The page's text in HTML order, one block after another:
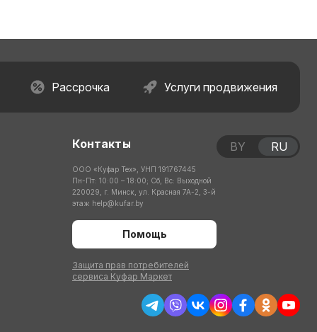
Рассрочка Услуги продвижения
Контакты
ООО «Куфар Тех», УНП 191767445
Пн-Пт: 10:00 – 18:00; Сб, Вс: Выходной
220029, г. Минск, ул. Красная 7А-2, 3-й
этаж help@kufar.by
Помощь
Защита прав потребителей
сервиса Куфар Маркет
BY RU